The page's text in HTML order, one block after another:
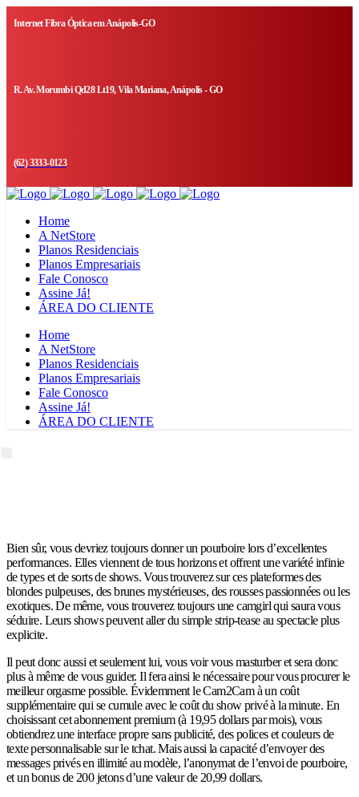
Internet Fibra Óptica em Anápolis-GO
R. Av. Morumbi Qd28 Lt19, Vila Mariana, Anápolis - GO
(62) 3333-0123
Home
A NetStore
Planos Residenciais
Planos Empresariais
Fale Conosco
Assine Já!
ÁREA DO CLIENTE
Home
A NetStore
Planos Residenciais
Planos Empresariais
Fale Conosco
Assine Já!
ÁREA DO CLIENTE
Bien sûr, vous devriez toujours donner un pourboire lors d’excellentes
performances. Elles viennent de tous horizons et offrent une variété infinie
de types et de sorts de shows. Vous trouverez sur ces plateformes des
blondes pulpeuses, des brunes mystérieuses, des rousses passionnées ou les
exotiques. De même, vous trouverez toujours une camgirl qui saura vous
séduire. Leurs shows peuvent aller du simple strip-tease au spectacle plus
explicite.
Il peut donc aussi et seulement lui, vous voir vous masturber et sera donc
plus à même de vous guider. Il fera ainsi le nécessaire pour vous procurer le
meilleur orgasme possible. Évidemment le Cam2Cam à un coût
supplémentaire qui se cumule avec le coût du show privé à la minute. En
choisissant cet abonnement premium (à 19,95 dollars par mois), vous
obtiendrez une interface propre sans publicité, des polices et couleurs de
texte personnalisable sur le tchat. Mais aussi la capacité d’envoyer des
messages privés en illimité au modèle, l’anonymat de l’envoi de pourboire,
et un bonus de 200 jetons d’une valeur de 20,99 dollars.